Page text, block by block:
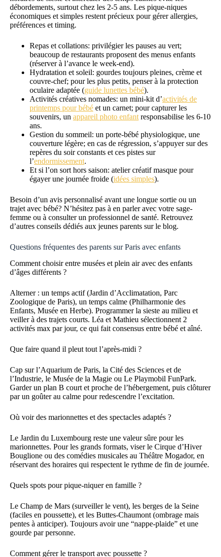
débordements, surtout chez les 2-5 ans. Les pique-niques
économiques et simples restent précieux pour gérer allergies,
préférences et timing.
Repas et collations: privilégier les pauses au vert;
beaucoup de restaurants proposent des menus enfants
(réserver à l’avance le week-end).
Hydratation et soleil: gourdes toujours pleines, crème et
couvre-chef; pour les plus petits, penser à la protection
oculaire adaptée (guide lunettes bébé).
Activités créatives nomades: un mini-kit d’activités de
printemps pour bébé et un carnet; pour capturer les
souvenirs, un appareil photo enfant responsabilise les 6-10
ans.
Gestion du sommeil: un porte-bébé physiologique, une
couverture légère; en cas de régression, s’appuyer sur des
repères du soir constants et ces pistes sur
l’endormissement.
Et si l’on sort hors saison: atelier créatif masque pour
égayer une journée froide (idées simples).
Besoin d’un avis personnalisé avant une longue sortie ou un
trajet avec bébé? N’hésitez pas à en parler avec votre sage-
femme ou à consulter un professionnel de santé. Retrouvez
d’autres conseils dédiés aux jeunes parents sur le blog.
Questions fréquentes des parents sur Paris avec enfants
Comment choisir entre musées et plein air avec des enfants
d’âges différents ?
Alterner : un temps actif (Jardin d’Acclimatation, Parc
Zoologique de Paris), un temps calme (Philharmonie des
Enfants, Musée en Herbe). Programmer la sieste au milieu et
veiller à des trajets courts. Léa et Mathieu sélectionnent 2
activités max par jour, ce qui fait consensus entre bébé et aîné.
Que faire quand il pleut tout l’après-midi ?
Cap sur l’Aquarium de Paris, la Cité des Sciences et de
l’Industrie, le Musée de la Magie ou Le Playmobil FunPark.
Garder un plan B court et proche de l’hébergement, puis clôturer
par un goûter au calme pour redescendre l’excitation.
Où voir des marionnettes et des spectacles adaptés ?
Le Jardin du Luxembourg reste une valeur sûre pour les
marionnettes. Pour les grands formats, viser le Cirque d’Hiver
Bouglione ou des comédies musicales au Théâtre Mogador, en
réservant des horaires qui respectent le rythme de fin de journée.
Quels spots pour pique-niquer en famille ?
Le Champ de Mars (surveiller le vent), les berges de la Seine
(faciles en poussette), et les Buttes-Chaumont (ombrage mais
pentes à anticiper). Toujours avoir une “nappe-plaide” et une
gourde par personne.
Comment gérer le transport avec poussette ?